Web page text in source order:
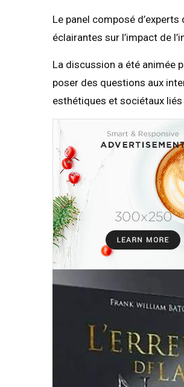
Le panel composé
éclairantes sur l’impact de
La discussion a été animée
poser des questions aux
esthétiques et sociétaux